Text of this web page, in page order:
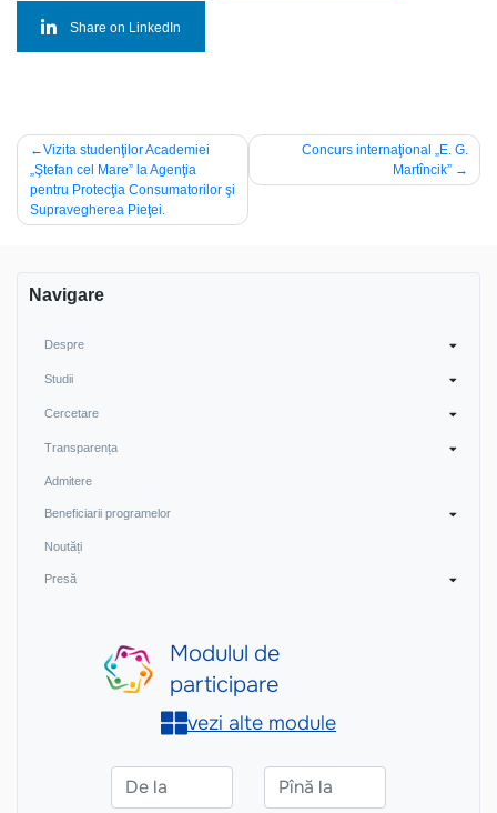
Share on LinkedIn
Navigare
în
articole
Vizita studenţilor Academiei
„Ştefan cel Mare” la Agenţia
pentru Protecţia Consumatorilor şi
Supravegherea Pieţei.
Concurs internaţional „E. G.
Martîncik”
Navigare
Despre
Studii
Cercetare
Transparența
Admitere
Beneficiarii programelor
Noutăți
Presă